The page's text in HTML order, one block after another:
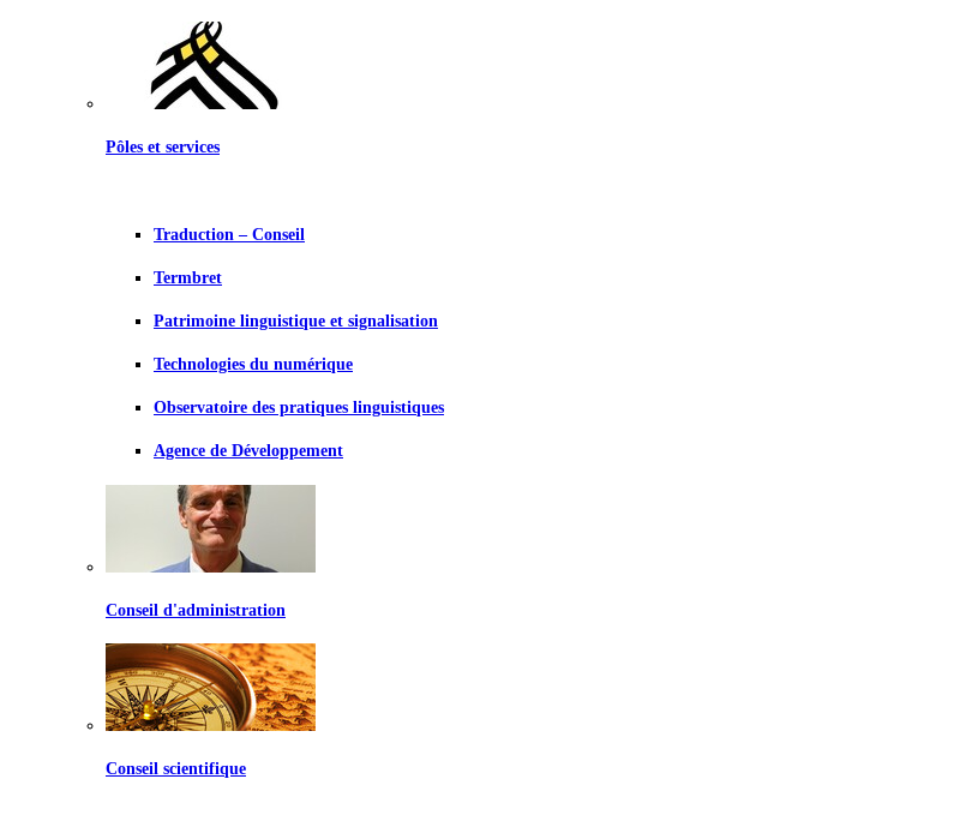
Pôles et services
Traduction – Conseil
Termbret
Patrimoine linguistique et signalisation
Technologies du numérique
Observatoire des pratiques linguistiques
Agence de Développement
Conseil d'administration
Conseil scientifique